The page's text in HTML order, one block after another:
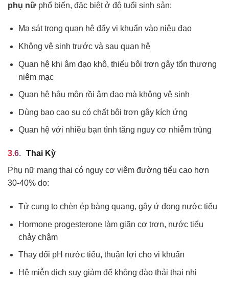
phụ nữ phổ biến, đặc biệt ở độ tuổi sinh sản:
Ma sát trong quan hệ đẩy vi khuẩn vào niệu đạo
Không vệ sinh trước và sau quan hệ
Quan hệ khi âm đạo khô, thiếu bôi trơn gây tổn thương
niêm mạc
Quan hệ hậu môn rồi âm đạo mà không vệ sinh
Dùng bao cao su có chất bôi trơn gây kích ứng
Quan hệ với nhiều bạn tình tăng nguy cơ nhiễm trùng
Thai Kỳ
Phụ nữ mang thai có nguy cơ viêm đường tiểu cao hơn
30-40% do:
Tử cung to chèn ép bàng quang, gây ứ đọng nước tiểu
Hormone progesterone làm giãn cơ trơn, nước tiểu
chảy chậm
Thay đổi pH nước tiểu, thuận lợi cho vi khuẩn
Hệ miễn dịch suy giảm để không đào thải thai nhi